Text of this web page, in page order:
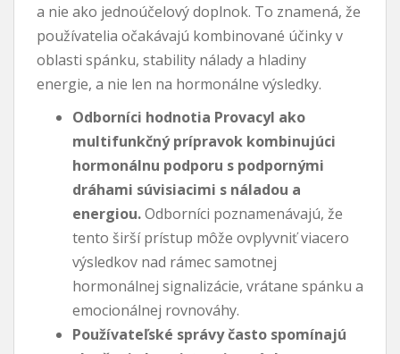
a nie ako jednoúčelový doplnok. To znamená, že
používatelia očakávajú kombinované účinky v
oblasti spánku, stability nálady a hladiny
energie, a nie len na hormonálne výsledky.
Odborníci hodnotia Provacyl ako
multifunkčný prípravok kombinujúci
hormonálnu podporu s podpornými
dráhami súvisiacimi s náladou a
energiou.Odborníci poznamenávajú, že
tento širší prístup môže ovplyvniť viacero
výsledkov nad rámec samotnej
hormonálnej signalizácie, vrátane spánku a
emocionálnej rovnováhy.
Používateľské správy často spomínajú